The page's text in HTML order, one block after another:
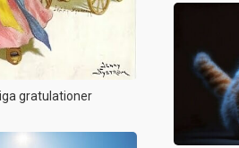
gratulationer